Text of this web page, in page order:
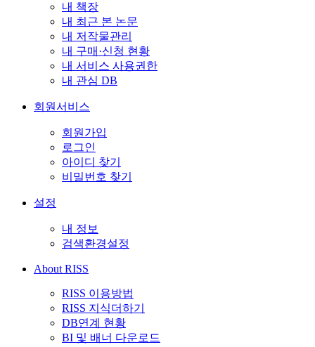
내 책장
내 최근 본 논문
내 저작물관리
내 구매·신청 현황
내 서비스 사용권한
내 관심 DB
회원서비스
회원가입
로그인
아이디 찾기
비밀번호 찾기
설정
내 정보
검색환경설정
About RISS
RISS 이용방법
RISS 지식더하기
DB연계 현황
BI 및 배너 다운로드